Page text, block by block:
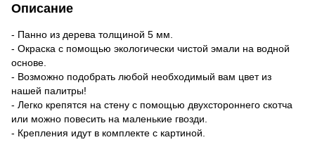
Описание
- Панно из дерева толщиной 5 мм.
- Окраска с помощью экологически чистой эмали на водной
основе.
- Возможно подобрать любой необходимый вам цвет из
нашей палитры!
- Легко крепятся на стену с помощью двухстороннего скотча
или можно повесить на маленькие гвозди.
- Крепления идут в комплекте с картиной.